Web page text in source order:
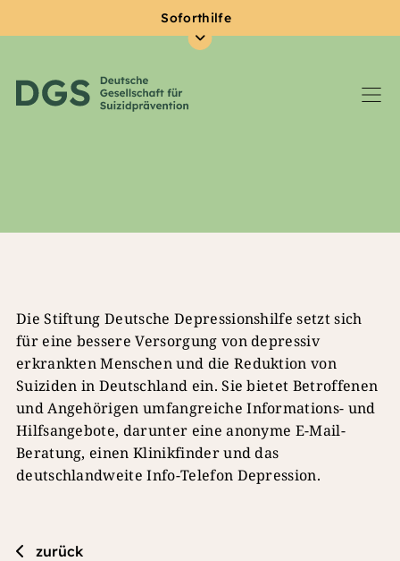
Soforthilfe
Die Stiftung Deutsche Depressionshilfe setzt sich
für eine bessere Versorgung von depressiv
erkrankten Menschen und die Reduktion von
Suiziden in Deutschland ein. Sie bietet Betroffenen
und Angehörigen umfangreiche Informations- und
Hilfsangebote, darunter eine anonyme E-Mail-
Beratung, einen Klinikfinder und das
deutschlandweite Info-Telefon Depression.
zurück